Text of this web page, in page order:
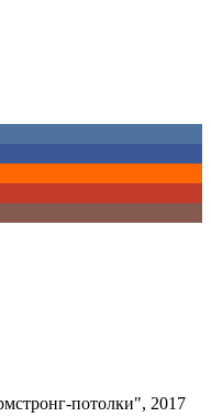
потолки", 2017